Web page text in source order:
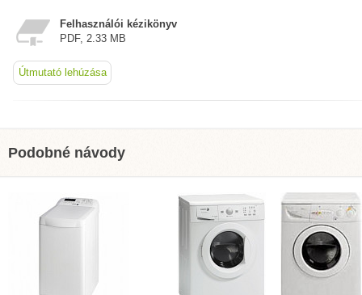
Felhasználói kézikönyv
PDF, 2.33 MB
Útmutató lehúzása
Podobné návody